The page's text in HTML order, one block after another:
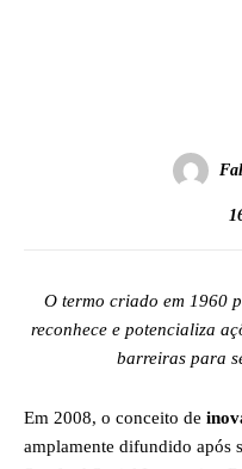
O termo criado em 1960
reconhece e potencializa
barreiras para
Em 2008, o conceito de
amplamente difundido após